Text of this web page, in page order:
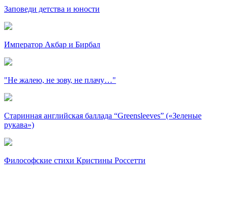
Заповеди детства и юности
Император Акбар и Бирбал
"Не жалею, не зову, не плачу…"
Старинная английская баллада “Greensleeves” («Зеленые
рукава»)
Философские стихи Кристины Россетти